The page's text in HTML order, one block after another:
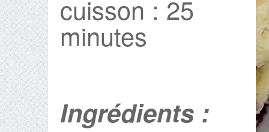
cuisson : 25
minutes
Ingrédients :